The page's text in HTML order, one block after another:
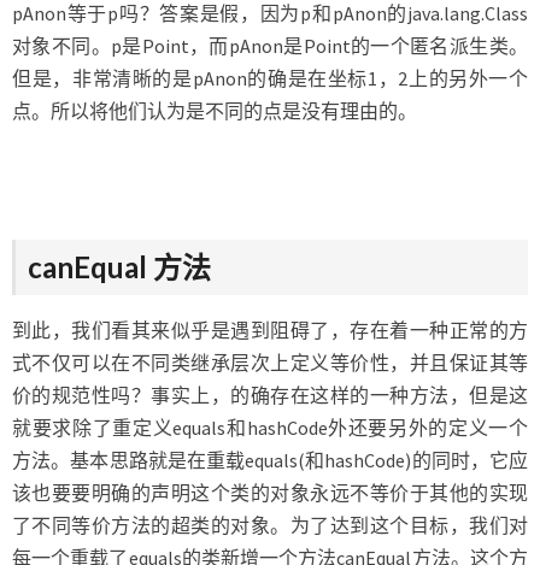
pAnon等于p吗？答案是假，因为p和pAnon的java.lang.Class
对象不同。p是Point，而pAnon是Point的一个匿名派生类。
但是，非常清晰的是pAnon的确是在坐标1，2上的另外一个
点。所以将他们认为是不同的点是没有理由的。
canEqual 方法
到此，我们看其来似乎是遇到阻碍了，存在着一种正常的方
式不仅可以在不同类继承层次上定义等价性，并且保证其等
价的规范性吗？事实上，的确存在这样的一种方法，但是这
就要求除了重定义equals和hashCode外还要另外的定义一个
方法。基本思路就是在重载equals(和hashCode)的同时，它应
该也要要明确的声明这个类的对象永远不等价于其他的实现
了不同等价方法的超类的对象。为了达到这个目标，我们对
每一个重载了equals的类新增一个方法canEqual方法。这个方